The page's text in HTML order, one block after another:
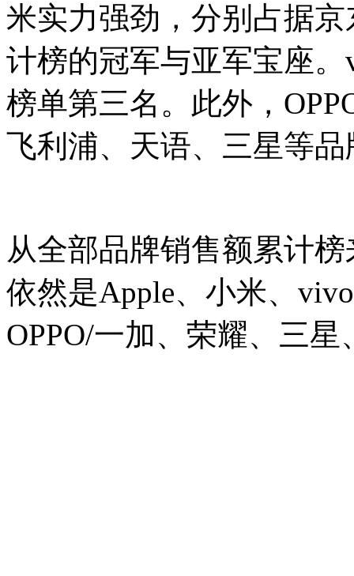
米实力强劲，分别占据
计榜的冠军与亚军宝座
榜单第三名。此外，
飞利浦、天语、三星等
从全部品牌销售额累计
依然是Apple、小米、
OPPO/一加、荣耀、三